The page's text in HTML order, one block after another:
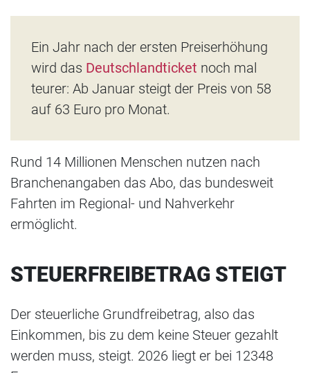
Ein Jahr nach der ersten Preiserhöhung
wird das Deutschlandticket noch mal
teurer: Ab Januar steigt der Preis von 58
auf 63 Euro pro Monat.
Rund 14 Millionen Menschen nutzen nach
Branchenangaben das Abo, das bundesweit
Fahrten im Regional- und Nahverkehr
ermöglicht.
STEUERFREIBETRAG STEIGT
Der steuerliche Grundfreibetrag, also das
Einkommen, bis zu dem keine Steuer gezahlt
werden muss, steigt. 2026 liegt er bei 12348